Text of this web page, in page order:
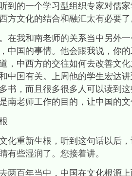
的一个学习型组织专家对儒家
方文化的结合和融汇太有必要了
我和南老师的关系当中另外一
中国的事情。他会跟我说，你
，中西方的交往如何去改善文
中国有关。上周他的学生宏达
书，而且很多很多人可以读到
南老师工作的目的，让中国的
重新生根，听到这句话以后，
有些湿润了。您接着讲。
百年当中，中国在文化根源上